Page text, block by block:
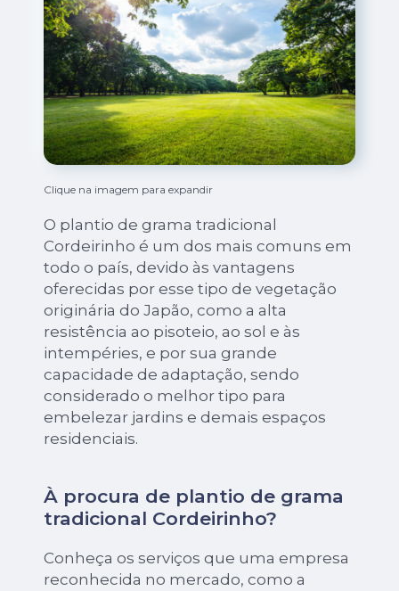
Clique na imagem para expandir
O plantio de grama tradicional
Cordeirinho é um dos mais comuns em
todo o país, devido às vantagens
oferecidas por esse tipo de vegetação
originária do Japão, como a alta
resistência ao pisoteio, ao sol e às
intempéries, e por sua grande
capacidade de adaptação, sendo
considerado o melhor tipo para
embelezar jardins e demais espaços
residenciais.
À procura de plantio de grama
tradicional Cordeirinho?
Conheça os serviços que uma empresa
reconhecida no mercado, como a